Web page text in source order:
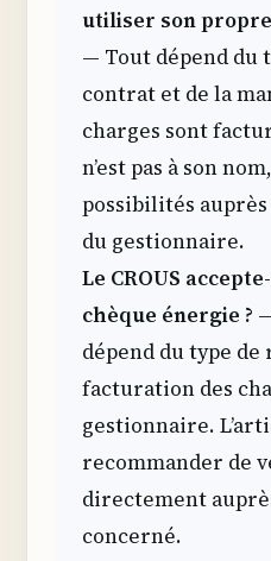
utiliser son
— Tout dépend
contrat et de la
charges sont
n’est pas à son
possibilités
du gestionnaire.
Le CROUS
chèque énergie ?
dépend du type de
facturation des
gestionnaire.
recommander de
directement
concerné.